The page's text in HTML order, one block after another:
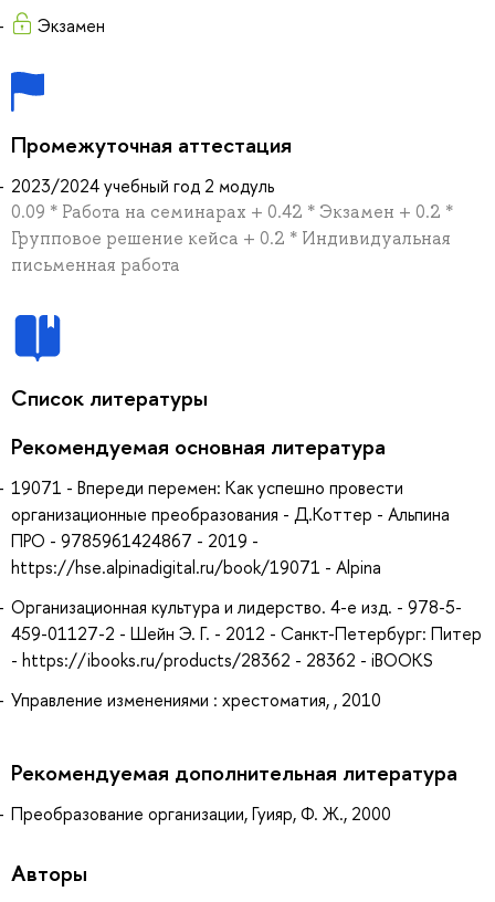
Экзамен
Промежуточная аттестация
2023/2024 учебный год 2 модуль
0.09 * Работа на семинарах + 0.42 * Экзамен + 0.2 *
Групповое решение кейса + 0.2 * Индивидуальная
письменная работа
Список литературы
Рекомендуемая основная литература
19071 - Впереди перемен: Как успешно провести
организационные преобразования - Д.Коттер - Альпина
ПРО - 9785961424867 - 2019 -
https://hse.alpinadigital.ru/book/19071 - Alpina
Организационная культура и лидерство. 4-е изд. - 978-5-
459-01127-2 - Шейн Э. Г. - 2012 - Санкт-Петербург: Питер
- https://ibooks.ru/products/28362 - 28362 - iBOOKS
Управление изменениями : хрестоматия, , 2010
Рекомендуемая дополнительная литература
Преобразование организации, Гуияр, Ф. Ж., 2000
Авторы